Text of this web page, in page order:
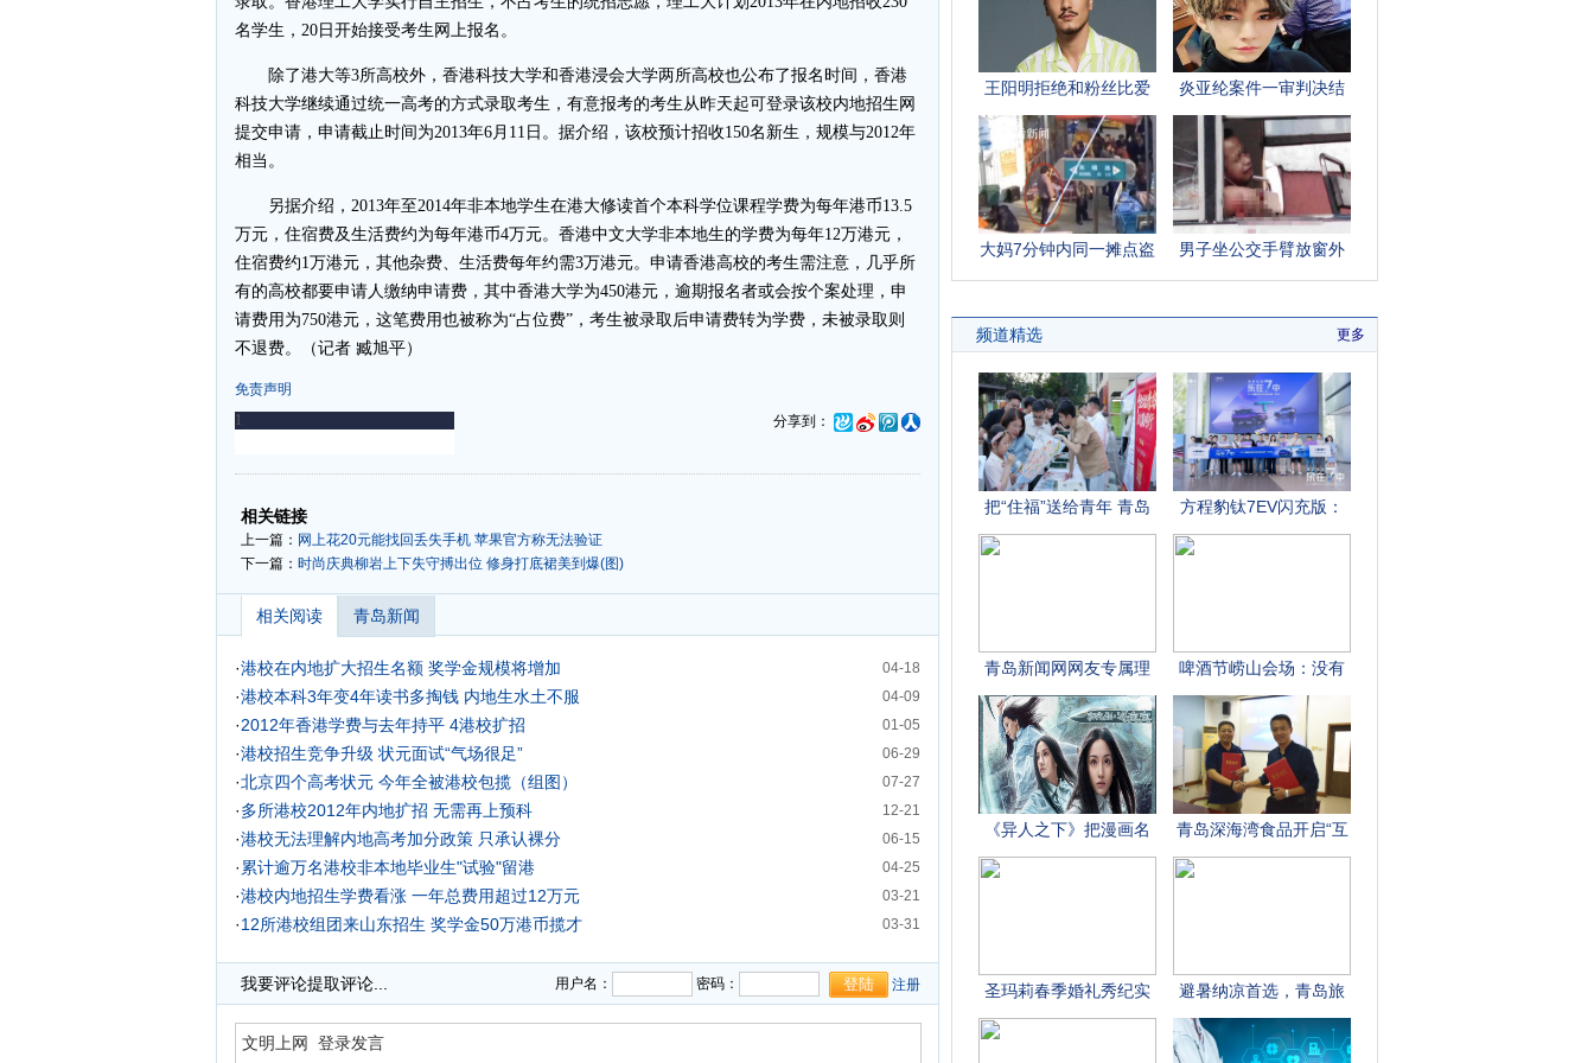
名学生，20日开始接受考生网上报名。
除了港大等3所高校外，香港科技大学和香港浸会大学两所高校也公布了报名时间，香港
科技大学继续通过统一高考的方式录取考生，有意报考的考生从昨天起可登录该校内地招生网
提交申请，申请截止时间为2013年6月11日。据介绍，该校预计招收150名新生，规模与2012年
相当。
另据介绍，2013年至2014年非本地学生在港大修读首个本科学位课程学费为每年港币13.5
万元，住宿费及生活费约为每年港币4万元。香港中文大学非本地生的学费为每年12万港元，
住宿费约1万港元，其他杂费、生活费每年约需3万港元。申请香港高校的考生需注意，几乎所
有的高校都要申请人缴纳申请费，其中香港大学为450港元，逾期报名者或会按个案处理，申
请费用为750港元，这笔费用也被称为“占位费”，考生被录取后申请费转为学费，未被录取则
不退费。（记者 臧旭平）
免责声明
分享到：
-
相关链接
上一篇： 网上花20元能找回丢失手机 苹果官方称无法验证
下一篇： 时尚庆典柳岩上下失守搏出位 修身打底裙美到爆(图)
相关阅读 青岛新闻
04-18
·港校在内地扩大招生名额 奖学金规模将增加
04-09
·港校本科3年变4年读书多掏钱 内地生水土不服
01-05
·2012年香港学费与去年持平 4港校扩招
06-29
·港校招生竞争升级 状元面试“气场很足”
07-27
·北京四个高考状元 今年全被港校包揽（组图）
12-21
·多所港校2012年内地扩招 无需再上预科
06-15
·港校无法理解内地高考加分政策 只承认裸分
04-25
· 累计逾万名港校非本地毕业生"试验"留港
03-21
·港校内地招生学费看涨 一年总费用超过12万元
03-31
·12所港校组团来山东招生 奖学金50万港币揽才
我要评论提取评论... 用户名： 密码： 注册